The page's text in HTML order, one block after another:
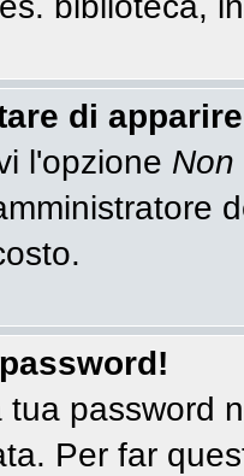
di
l'opzione Non
tua
Per far